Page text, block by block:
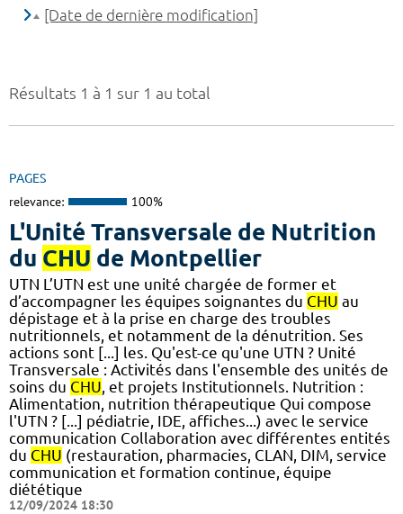
Résultats 1 à 1 sur 1 au total
PAGES
relevance: 100%
L'Unité Transversale de Nutrition
du CHU de Montpellier
UTN L’UTN est une unité chargée de former et
d’accompagner les équipes soignantes du CHU au
dépistage et à la prise en charge des troubles
nutritionnels, et notamment de la dénutrition. Ses
actions sont [...] les. Qu'est-ce qu'une UTN ? Unité
Transversale : Activités dans l'ensemble des unités de
soins du CHU , et projets Institutionnels. Nutrition :
Alimentation, nutrition thérapeutique Qui compose
l'UTN ? [...] pédiatrie, IDE, affiches...) avec le service
communication Collaboration avec différentes entités
du CHU (restauration, pharmacies, CLAN, DIM, service
communication et formation continue, équipe
diététique
12/09/2024 18:30
[Date de dernière modification]